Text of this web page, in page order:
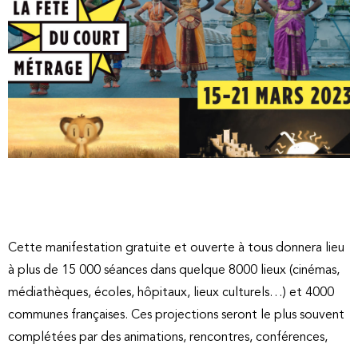
Cette manifestation gratuite et ouverte à tous donnera lieu
à plus de 15 000 séances dans quelque 8000 lieux (cinémas,
médiathèques, écoles, hôpitaux, lieux culturels…) et 4000
communes françaises. Ces projections seront le plus souvent
complétées par des animations, rencontres, conférences,